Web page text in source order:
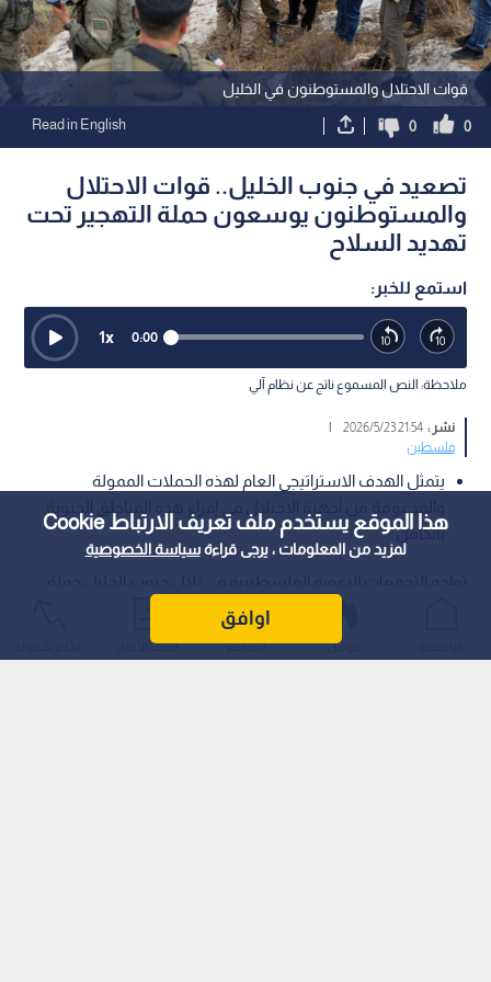
هذا الموقع يستخدم ملف تعريف الارتباط Cookie
لمزيد من المعلومات ، يرجى قراءةسياسة الخصوصية
اوافق
قوات الاحتلال والمستوطنون في الخليل
0
0
Read in English
تصعيد في جنوب الخليل.. قوات الاحتلال
والمستوطنون يوسعون حملة التهجير تحت
تهديد السلاح
استمع للخبر:
0:00
1x
ملاحظة: النص المسموع ناتج عن نظام آلي
نشر :21:54 2026/5/23
|
فلسطين
يتمثل الهدف الاستراتيجي العام لهذه الحملات الممولة
بالكامل
اضطهاد شديدة وممنهجة تقودها مجموعات استيطانية بدعم
رسمي، بهدف إجبار السكان على مغادرة منازلهم وأراضيهم التاريخية.
عواجل المباشر أحدث الأخبار